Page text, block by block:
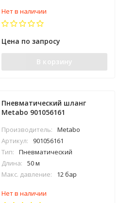
Нет в наличии
Цена по запросу
В корзину
Пневматический шланг
Metabo 901056161
Производитель:
Metabo
Артикул:
901056161
Тип:
Пневматический
Длина:
50 м
Макс. давление:
12 бар
Нет в наличии